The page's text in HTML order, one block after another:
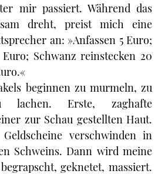
mir passiert. Während das
dreht, preist mich eine
an: »Anfassen 5 Euro;
Schwanz reinstecken 20
beginnen zu murmeln, zu
lachen. Erste, zaghafte
zur Schau gestellten Haut.
Geldscheine verschwinden in
Schweins. Dann wird meine
geknetet, massiert.